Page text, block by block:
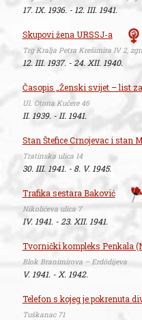
17. IX. 1936. - 12. III. 1941.
Skupovi žena URSSJ-a
Trg Kralja Petra Krešimira IV 2,
12. III. 1937. - 24. XII. 1940.
Časopis „Ženski svijet – list
Ul. Otona Kučere 46
II. 1939. - II. 1941.
Stan Štefice Crnojevac i stan
Tratinska ulica 14
30. III. 1941. - 8. V. 1945.
Trafika sestara Baković
Nikolićeva ulica 7
IV. 1941. - 23. XII. 1941.
Tvornički kompleks Penkala
Blok Branimirova – Erdödijeva
V. 1941. - X. 1942.
Telefon s kojeg je pokrenuta
Tuškanac 71